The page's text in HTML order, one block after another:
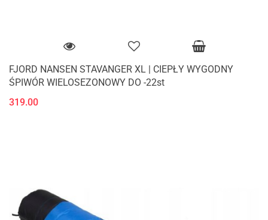
FJORD NANSEN STAVANGER XL | CIEPŁY WYGODNY
ŚPIWÓR WIELOSEZONOWY DO -22st
319.00